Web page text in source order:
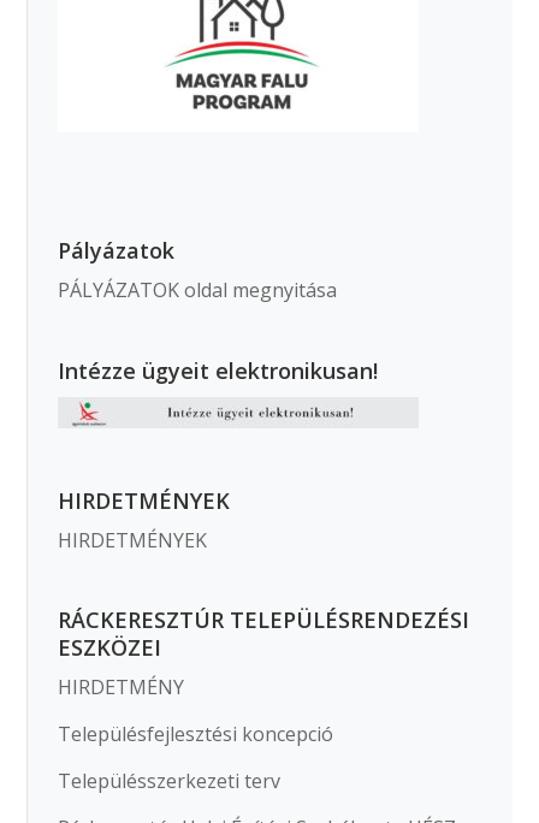
Pályázatok
PÁLYÁZATOK oldal megnyitása
Intézze ügyeit elektronikusan!
HIRDETMÉNYEK
HIRDETMÉNYEK
RÁCKERESZTÚR TELEPÜLÉSRENDEZÉSI
ESZKÖZEI
HIRDETMÉNY
Településfejlesztési koncepció
Településszerkezeti terv